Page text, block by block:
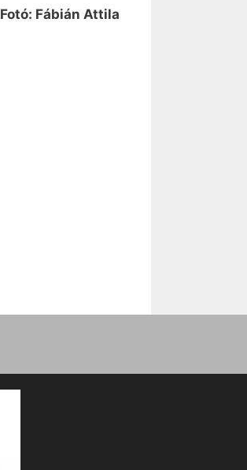
Fotó: Fábián Attila